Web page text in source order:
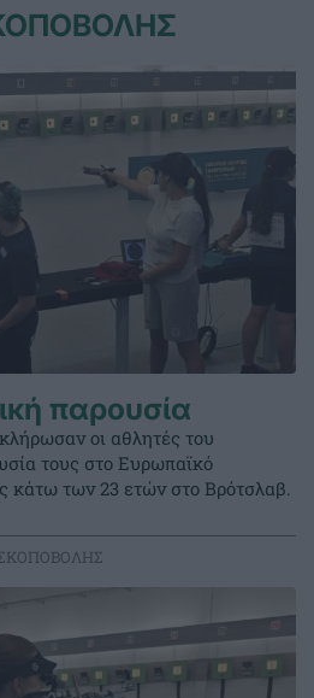
παρουσία
οι αθλητές του
τους στο Ευρωπαϊκό
κάτω των 23 ετών στο Βρότσλαβ.